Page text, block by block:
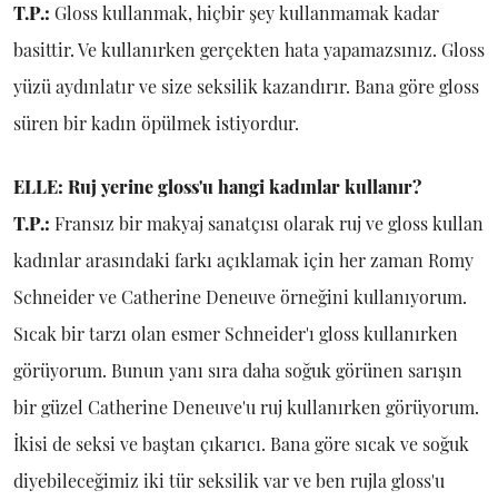
T.P.: Gloss kullanmak, hiçbir şey kullanmamak kadar
basittir. Ve kullanırken gerçekten hata yapamazsınız. Gloss
yüzü aydınlatır ve size seksilik kazandırır. Bana göre gloss
süren bir kadın öpülmek istiyordur.
ELLE: Ruj yerine gloss'u hangi kadınlar kullanır?
T.P.: Fransız bir makyaj sanatçısı olarak ruj ve gloss kullan
kadınlar arasındaki farkı açıklamak için her zaman Romy
Schneider ve Catherine Deneuve örneğini kullanıyorum.
Sıcak bir tarzı olan esmer Schneider'ı gloss kullanırken
görüyorum. Bunun yanı sıra daha soğuk görünen sarışın
bir güzel Catherine Deneuve'u ruj kullanırken görüyorum.
İkisi de seksi ve baştan çıkarıcı. Bana göre sıcak ve soğuk
diyebileceğimiz iki tür seksilik var ve ben rujla gloss'u